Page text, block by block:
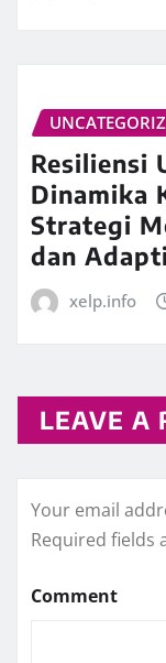
Resiliensi
Dinamika
Strategi
dan
xelp.info
LEAVE A
Your email
Required fields
Comment